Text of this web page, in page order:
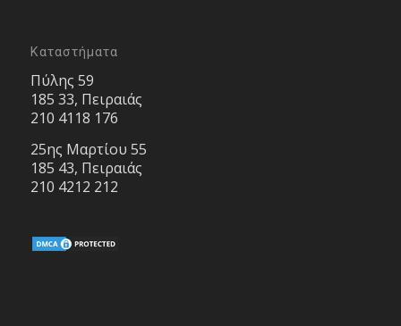
Καταστήματα
Πύλης 59
185 33, Πειραιάς
210 4118 176
25ης Μαρτίου 55
185 43, Πειραιάς
210 4212 212